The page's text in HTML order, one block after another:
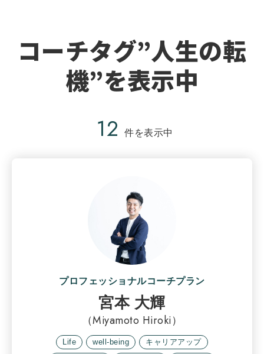
コーチタグ”人生の転
機”を表示中
12 件を表示中
プロフェッショナルコーチプラン
宮本 大輝
（Miyamoto Hiroki）
Life well-being
キャリアアップ